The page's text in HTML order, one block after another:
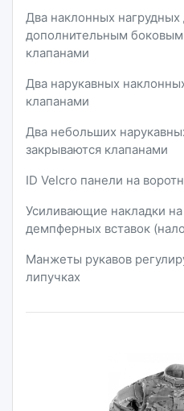
Два наклонных
дополнительным
клапанами
Два нарукавных
клапанами
Два небольших
закрываются клапанами
ID Velcro панели на
Усиливающие накладки
демпферных вставок
Манжеты рукавов
липучках